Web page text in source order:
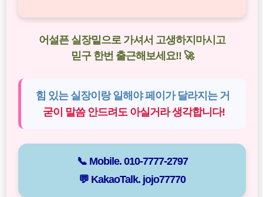
어설픈 실장밑으로 가셔서 고생하지마시고
믿구 한번 출근해보세요!! 🚀
힘 있는 실장이랑 일해야 페이가 달라지는 거
굳이 말씀 안드려도 아실거라 생각합니다!
📞 Mobile. 010-7777-2797
💬 KakaoTalk. jojo77770